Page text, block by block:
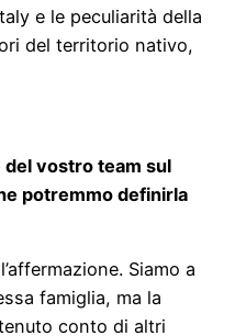
e le peculiarità della
del territorio nativo,
del vostro team sul
potremmo definirla
Siamo a
famiglia, ma la
conto di altri